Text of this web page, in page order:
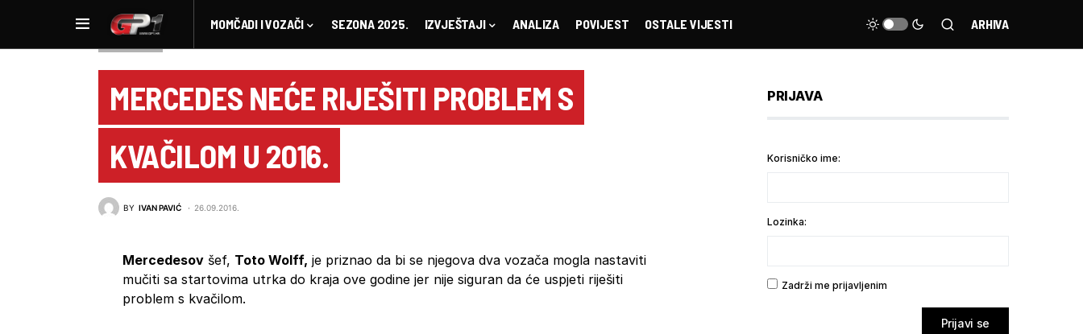
MOMČADI I VOZAČI SEZONA 2025. IZVJEŠTAJI ANALIZA POVIJEST OSTALE VIJESTI ARHIVA
MERCEDES NEĆE RIJEŠITI PROBLEM S
KVAČILOM U 2016.
BY IVAN PAVIĆ 26.09.2016.
Mercedesov šef, Toto Wolff, je priznao da bi se njegova dva vozača mogla nastaviti
mučiti sa startovima utrka do kraja ove godine jer nije siguran da će uspjeti riješiti
problem s kvačilom.
PRIJAVA
Korisničko ime:
Lozinka:
Zadrži me prijavljenim
Prijavi se